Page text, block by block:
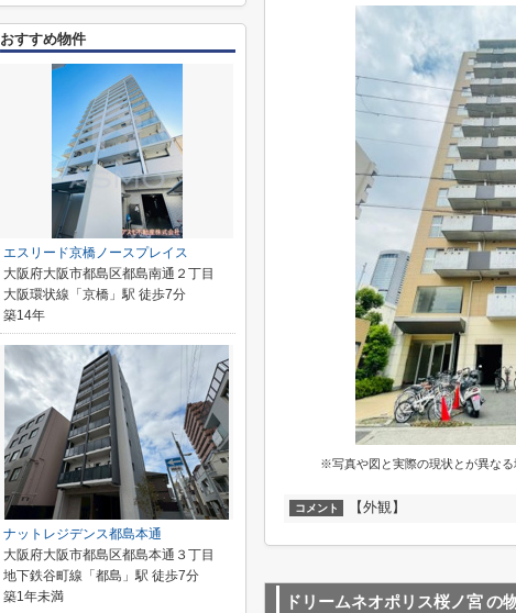
※写真や図と実際の現状とが異な
コメント 【外観】
ドリームネオポリス桜ノ宮の
おすすめ物件
エスリード京橋ノースプレイス
大阪府大阪市都島区都島南通２丁目
大阪環状線「京橋」駅 徒歩7分
築14年
ナットレジデンス都島本通
大阪府大阪市都島区都島本通３丁目
地下鉄谷町線「都島」駅 徒歩7分
築1年未満